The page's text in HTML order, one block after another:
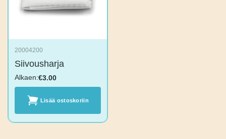
20004200
Siivousharja
Alkaen:€3.00